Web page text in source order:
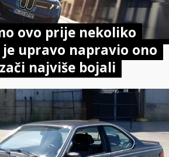
ovo prije nekoliko
je upravo napravio ono
najviše bojali